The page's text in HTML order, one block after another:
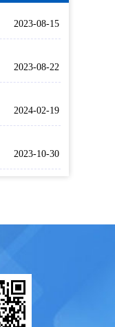
2023-08-15
2023-08-22
2024-02-19
2023-10-30